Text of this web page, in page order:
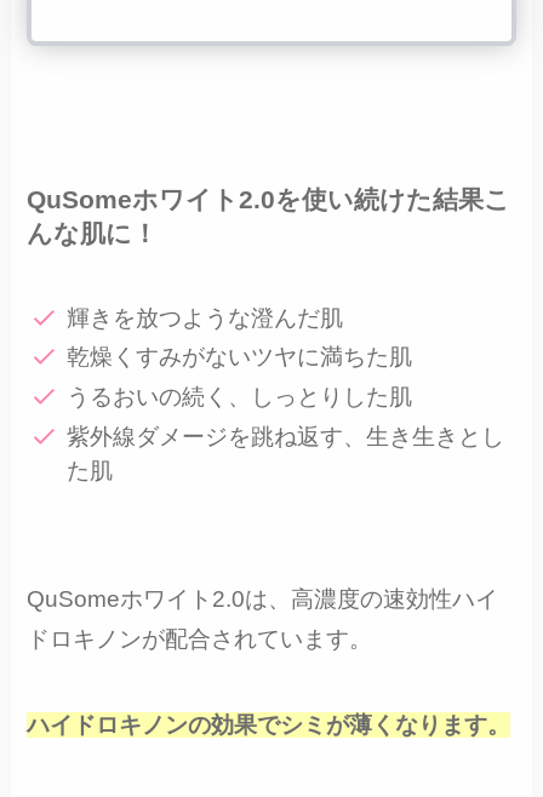
QuSomeホワイト2.0を使い続けた結果こ
んな肌に！
輝きを放つような澄んだ肌
乾燥くすみがないツヤに満ちた肌
うるおいの続く、しっとりした肌
紫外線ダメージを跳ね返す、生き生きとし
た肌
QuSomeホワイト2.0は、高濃度の速効性ハイ
ドロキノンが配合されています。
ハイドロキノンの効果でシミが薄くなります。